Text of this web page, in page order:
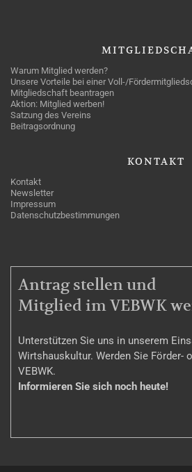
Warum Mitglied werden?
Unsere Vorteile bei einer Voll-/
Mitgliedschaft beantragen
Aktion: Mitglied werben!
Satzung des Vereins
Beitragsordnung
KONTAKT
Kontakt
Newsletter
Impressum
Datenschutzbestimmungen
MITGLIEDSCHAFT
Antrag stellen und
Mitglied im VEBWK
Unterstützen Sie uns in unserem
Wirtshauskultur. Werden Sie Förder-
VEBWK.
Informieren Sie sich noch heute!